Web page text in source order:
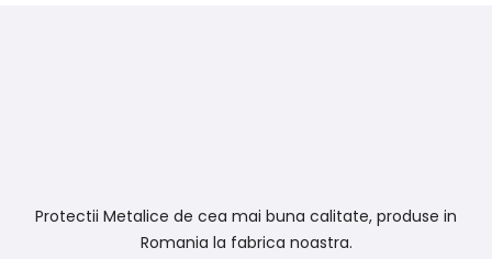
Protectii Metalice de cea mai buna calitate, produse in
Romania la fabrica noastra.